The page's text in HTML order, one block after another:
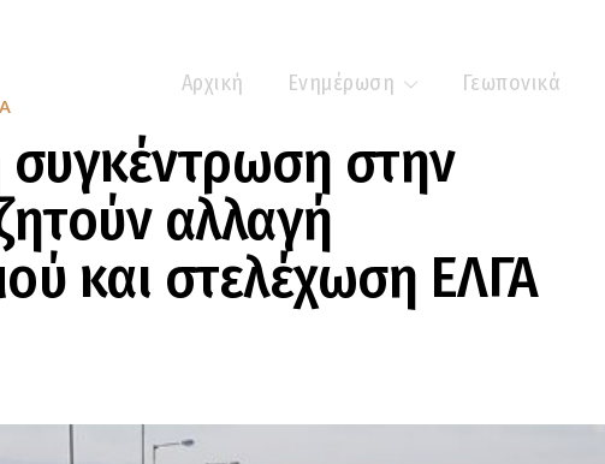
Αρχική Ενημέρωση Γεωπονικά
συγκέντρωση στην
αλλαγή
και στελέχωση ΕΛΓΑ